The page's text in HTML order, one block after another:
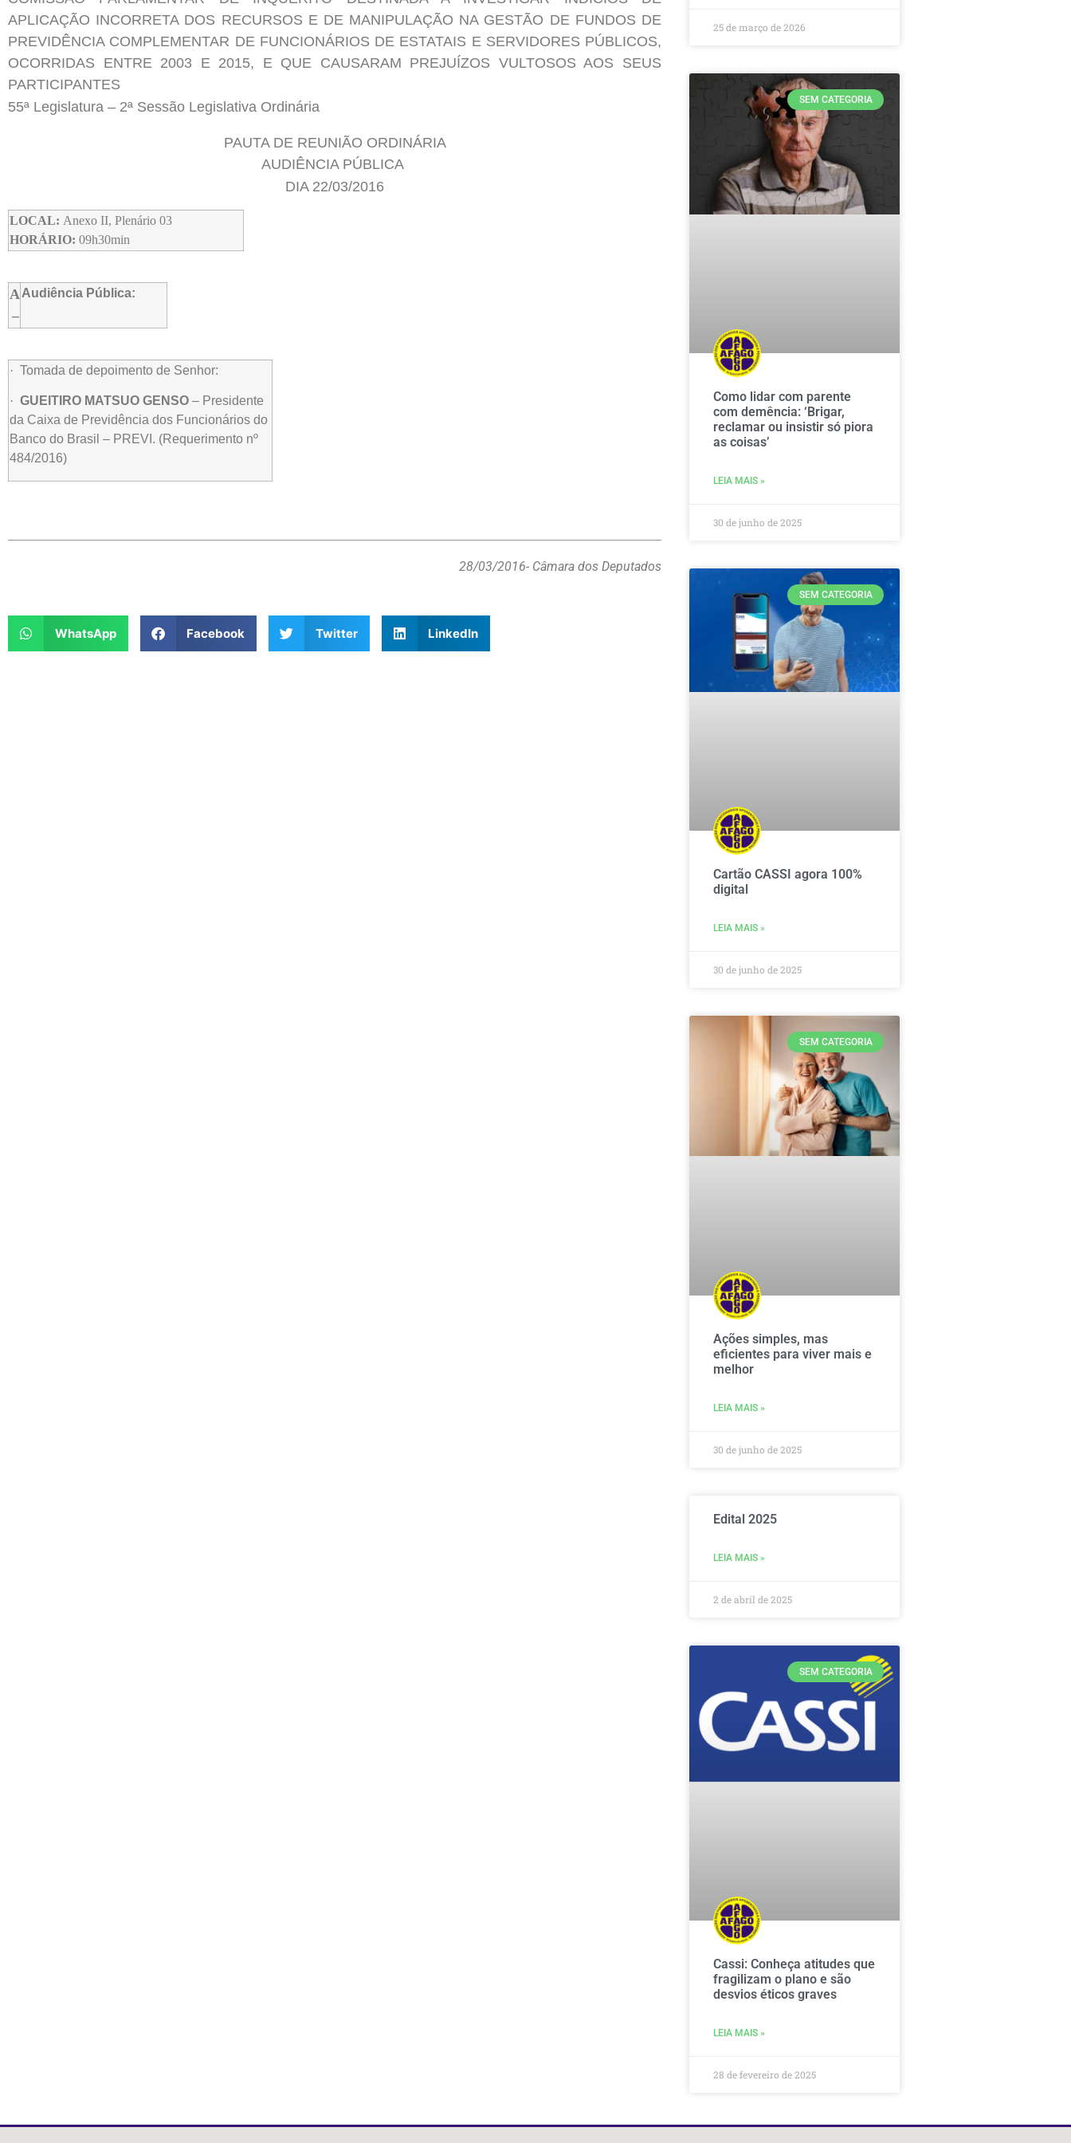
APLICAÇÃO INCORRETA DOS RECURSOS E DE MANIPULAÇÃO NA GESTÃO DE FUNDOS DE
PREVIDÊNCIA COMPLEMENTAR DE FUNCIONÁRIOS DE ESTATAIS E SERVIDORES PÚBLICOS,
OCORRIDAS ENTRE 2003 E 2015, E QUE CAUSARAM PREJUÍZOS VULTOSOS AOS SEUS
PARTICIPANTES
55ª Legislatura – 2ª Sessão Legislativa Ordinária
PAUTA DE REUNIÃO ORDINÁRIA
AUDIÊNCIA PÚBLICA
DIA 22/03/2016
LOCAL: Anexo II, Plenário 03
HORÁRIO: 09h30min
A
–
Audiência Pública:
· Tomada de depoimento de Senhor:
· GUEITIRO MATSUO GENSO – Presidente
da Caixa de Previdência dos Funcionários do
Banco do Brasil – PREVI. (Requerimento nº
484/2016)
28/03/2016- Câmara dos Deputados
WhatsApp Facebook Twitter LinkedIn
25 de março de 2026
SEM CATEGORIA
Como lidar com parente
com demência: ‘Brigar,
reclamar ou insistir só piora
as coisas’
LEIA MAIS »
30 de junho de 2025
SEM CATEGORIA
Cartão CASSI agora 100%
digital
LEIA MAIS »
30 de junho de 2025
SEM CATEGORIA
Ações simples, mas
eficientes para viver mais e
melhor
LEIA MAIS »
30 de junho de 2025
Edital 2025
LEIA MAIS »
2 de abril de 2025
SEM CATEGORIA
Cassi: Conheça atitudes que
fragilizam o plano e são
desvios éticos graves
LEIA MAIS »
28 de fevereiro de 2025